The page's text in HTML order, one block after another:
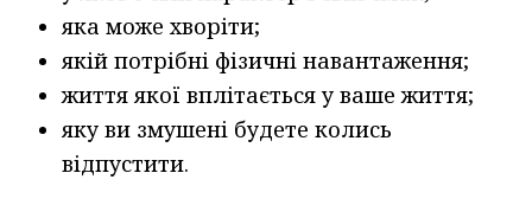
яка може хворіти;
якій потрібні фізичні навантаження;
життя якої вплітається у ваше життя;
яку ви змушені будете колись
відпустити.